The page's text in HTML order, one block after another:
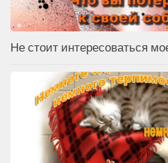
Не стоит интересоваться